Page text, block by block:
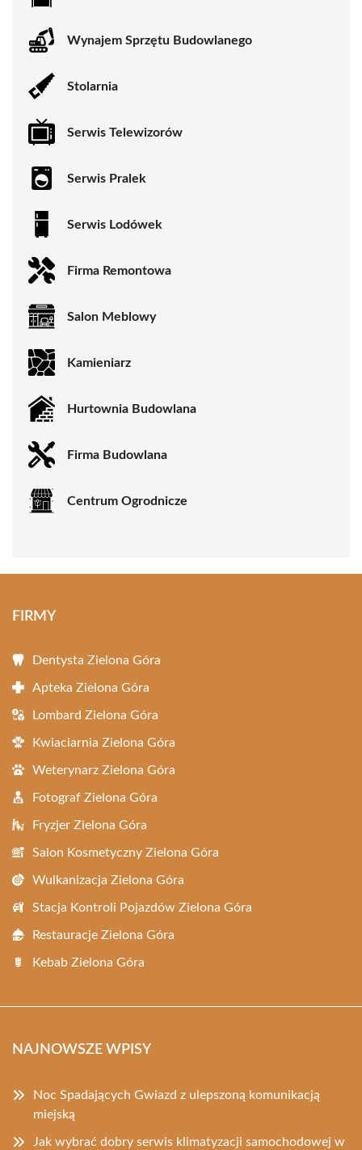
Wynajem Sprzętu Budowlanego
Stolarnia
Serwis Telewizorów
Serwis Pralek
Serwis Lodówek
Firma Remontowa
Salon Meblowy
Kamieniarz
Hurtownia Budowlana
Firma Budowlana
Centrum Ogrodnicze
FIRMY
Dentysta Zielona Góra
Apteka Zielona Góra
Lombard Zielona Góra
Kwiaciarnia Zielona Góra
Weterynarz Zielona Góra
Fotograf Zielona Góra
Fryzjer Zielona Góra
Salon Kosmetyczny Zielona Góra
Wulkanizacja Zielona Góra
Stacja Kontroli Pojazdów Zielona Góra
Restauracje Zielona Góra
Kebab Zielona Góra
NAJNOWSZE WPISY
Noc Spadających Gwiazd z ulepszoną komunikacją
miejską
Jak wybrać dobry serwis klimatyzacji samochodowej w